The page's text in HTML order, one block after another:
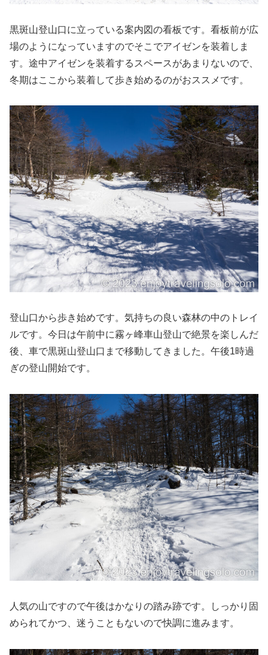
黒斑山登山口に立っている案内図の看板です。看板前が広
場のようになっていますのでそこでアイゼンを装着しま
す。途中アイゼンを装着するスペースがあまりないので、
冬期はここから装着して歩き始めるのがおススメです。
登山口から歩き始めです。気持ちの良い森林の中のトレイ
ルです。今日は午前中に霧ヶ峰車山登山で絶景を楽しんだ
後、車で黒斑山登山口まで移動してきました。午後1時過
ぎの登山開始です。
人気の山ですので午後はかなりの踏み跡です。しっかり固
められてかつ、迷うこともないので快調に進みます。